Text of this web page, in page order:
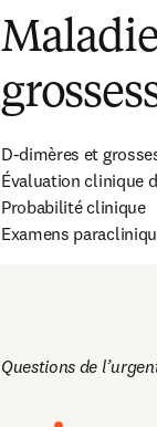
D-dimères et
Évaluation clinique
Probabilité clinique
Examens
Questions de